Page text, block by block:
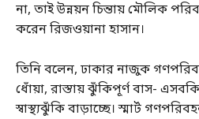
না, তাই উন্নয়ন চিন্তায় মৌলিক
করেন রিজওয়ানা হাসান।
তিনি বলেন, ঢাকার নাজুক
ধোঁয়া, রাস্তায় ঝুঁকিপূর্ণ বাস-
স্বাস্থ্যঝুঁকি বাড়াচ্ছে। স্মার্ট